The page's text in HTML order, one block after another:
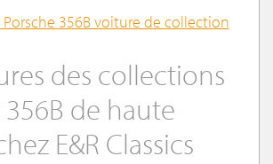
356B voiture de collection
des collections
de haute
E&R Classics